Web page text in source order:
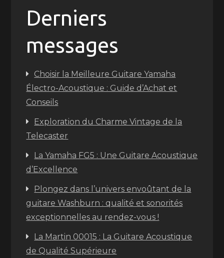
Derniers
messages
Choisir la Meilleure Guitare Yamaha
Électro-Acoustique : Guide d’Achat et
Conseils
Exploration du Charme Vintage de la
Telecaster
La Yamaha FG5 : Une Guitare Acoustique
d’Excellence
Plongez dans l’univers envoûtant de la
guitare Washburn : qualité et sonorités
exceptionnelles au rendez-vous !
La Martin 00015 : La Guitare Acoustique
de Qualité Supérieure